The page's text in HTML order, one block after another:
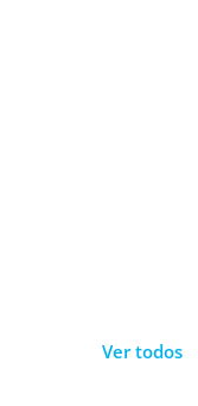
Ver todos